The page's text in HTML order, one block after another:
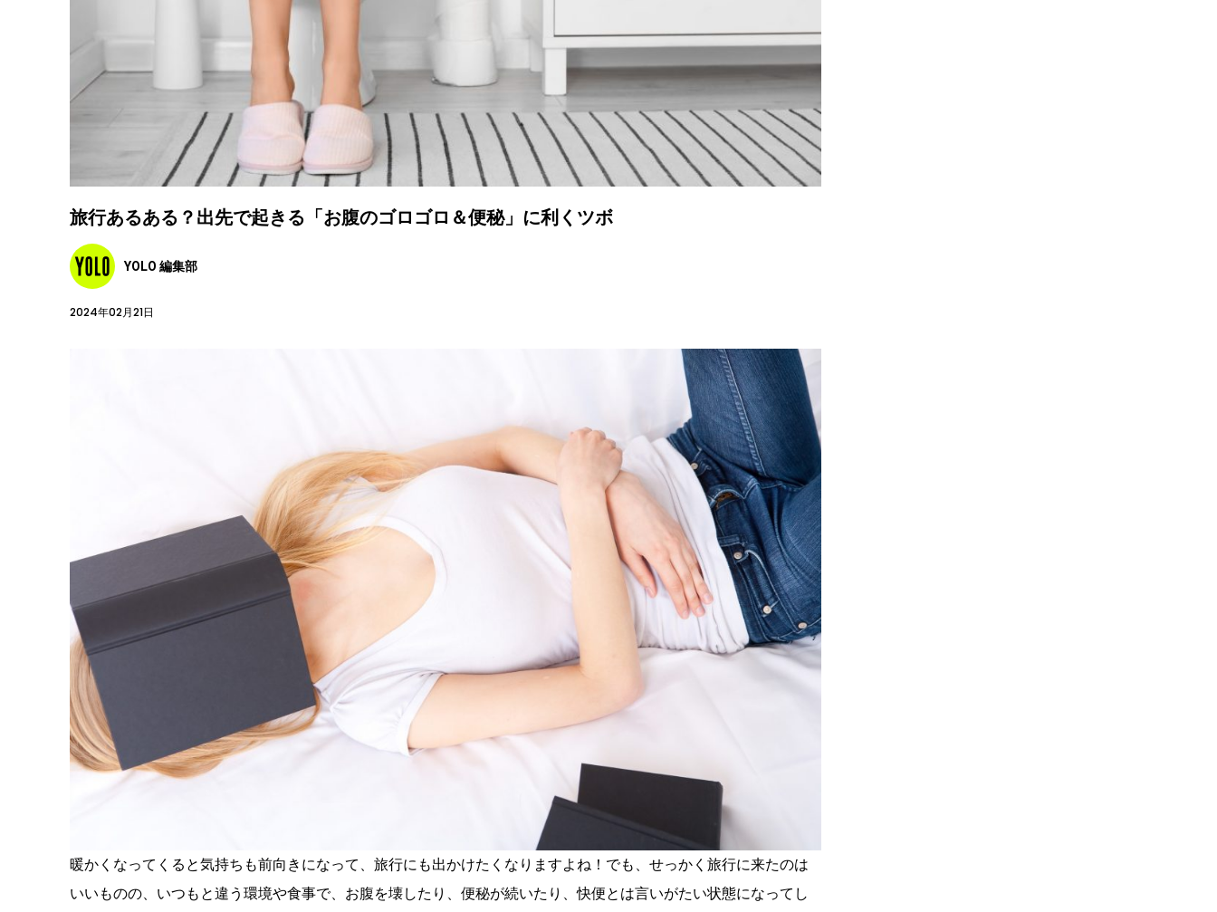
旅行あるある？出先で起きる「お腹のゴロゴロ＆便秘」に利くツボ
YOLO 編集部
2024年02月21日
暖かくなってくると気持ちも前向きになって、旅行にも出かけたくなりますよね！でも、せっかく旅行に来たのは
いいものの、いつもと違う環境や食事で、お腹を壊したり、便秘が続いたり、快便とは言いがたい状態になってし